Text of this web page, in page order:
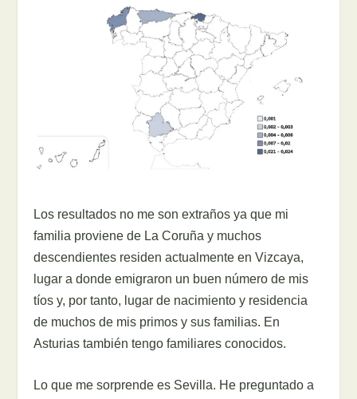
Los resultados no me son extraños ya que mi
familia proviene de La Coruña y muchos
descendientes residen actualmente en Vizcaya,
lugar a donde emigraron un buen número de mis
tíos y, por tanto, lugar de nacimiento y residencia
de muchos de mis primos y sus familias. En
Asturias también tengo familiares conocidos.
Lo que me sorprende es Sevilla. He preguntado a